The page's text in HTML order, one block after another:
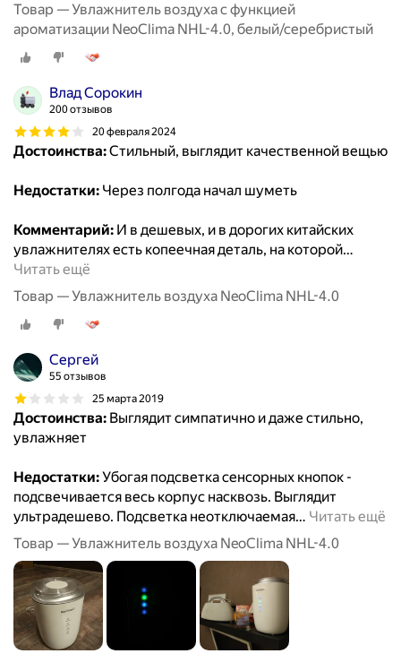
Товар — Увлажнитель воздуха с функцией
ароматизации NeoClima NHL-4.0, белый/серебристый
Влад Сорокин
200 отзывов
20 февраля 2024
Достоинства:Стильный, выглядит качественной вещью
Недостатки: Через полгода начал шуметь
Комментарий: И в дешевых, и в дорогих китайских
увлажнителях есть копеечная деталь, на которой…
Читать ещё
Товар — Увлажнитель воздуха NeoClima NHL-4.0
Сергей
55 отзывов
25 марта 2019
Достоинства: Выглядит симпатично и даже стильно,
увлажняет
Недостатки:Убогая подсветка сенсорных кнопок -
подсвечивается весь корпус насквозь. Выглядит
ультрадешево. Подсветка неотключаемая… Читать ещё
Товар — Увлажнитель воздуха NeoClima NHL-4.0